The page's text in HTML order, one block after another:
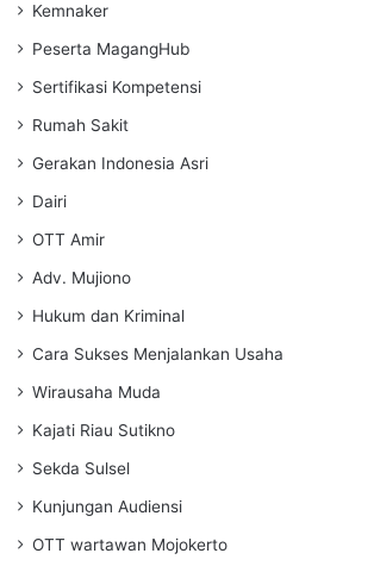
Kemnaker
Peserta MagangHub
Sertifikasi Kompetensi
Rumah Sakit
Gerakan Indonesia Asri
Dairi
OTT Amir
Adv. Mujiono
Hukum dan Kriminal
Cara Sukses Menjalankan Usaha
Wirausaha Muda
Kajati Riau Sutikno
Sekda Sulsel
Kunjungan Audiensi
OTT wartawan Mojokerto